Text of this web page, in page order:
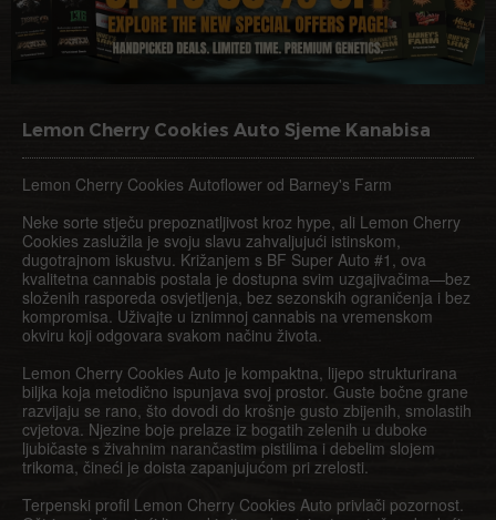
Lemon Cherry Cookies Auto Sjeme Kanabisa
Lemon Cherry Cookies Autoflower od Barney's Farm
Neke sorte stječu prepoznatljivost kroz hype, ali Lemon Cherry
Cookies zaslužila je svoju slavu zahvaljujući istinskom,
dugotrajnom iskustvu. Križanjem s BF Super Auto #1, ova
kvalitetna cannabis postala je dostupna svim uzgajivačima—bez
složenih rasporeda osvjetljenja, bez sezonskih ograničenja i bez
kompromisa. Uživajte u iznimnoj cannabis na vremenskom
okviru koji odgovara svakom načinu života.
Lemon Cherry Cookies Auto je kompaktna, lijepo strukturirana
biljka koja metodično ispunjava svoj prostor. Guste bočne grane
razvijaju se rano, što dovodi do krošnje gusto zbijenih, smolastih
cvjetova. Njezine boje prelaze iz bogatih zelenih u duboke
ljubičaste s živahnim narančastim pistilima i debelim slojem
trikoma, čineći je doista zapanjujućom pri zrelosti.
Terpenski profil Lemon Cherry Cookies Auto privlači pozornost.